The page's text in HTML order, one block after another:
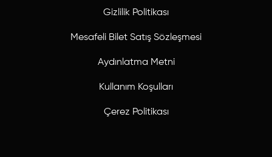
Gizlilik Politikası
Mesafeli Bilet Satış Sözleşmesi
Aydınlatma Metni
Kullanım Koşulları
Çerez Politikası